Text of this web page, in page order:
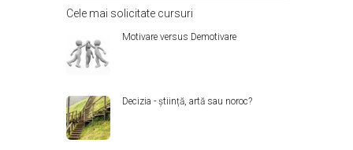
Cele mai solicitate cursuri
Motivare versus Demotivare
Decizia - știință, artă sau noroc?